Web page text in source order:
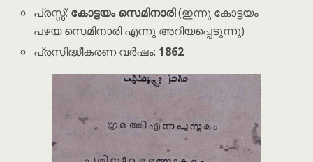
പ്രസ്സ്:കോട്ടയം സെമിനാരി(ഇന്നു കോട്ടയം
പഴയ സെമിനാരി എന്നു അറിയപ്പെടുന്നു)
പ്രസിദ്ധീകരണ വർഷം: 1862